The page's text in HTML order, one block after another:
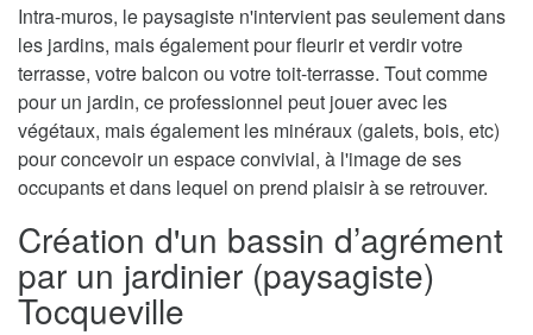
Intra-muros, le paysagiste n'intervient pas seulement dans
les jardins, mais également pour fleurir et verdir votre
terrasse, votre balcon ou votre toit-terrasse. Tout comme
pour un jardin, ce professionnel peut jouer avec les
végétaux, mais également les minéraux (galets, bois, etc)
pour concevoir un espace convivial, à l'image de ses
occupants et dans lequel on prend plaisir à se retrouver.
Création d'un bassin d’agrément
par un jardinier (paysagiste)
Tocqueville